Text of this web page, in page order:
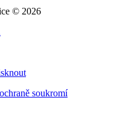
© 2026
soukromí